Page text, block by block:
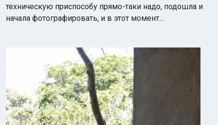
техническую приспособу прямо-таки надо, подошла и
начала фотографировать, и в этот момент...